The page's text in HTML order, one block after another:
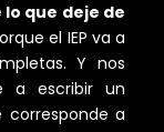
que deje de
el IEP va a
Y nos
a escribir un
a